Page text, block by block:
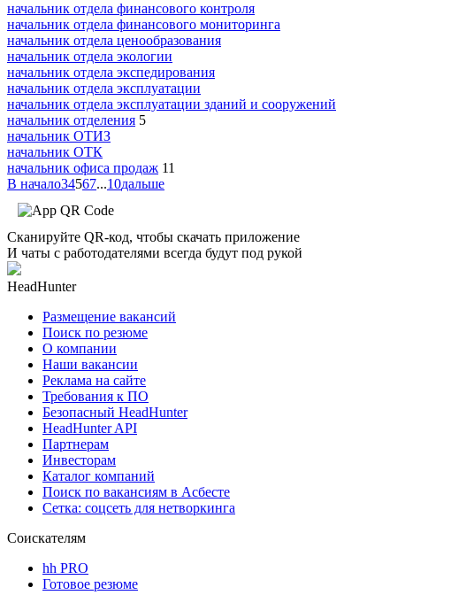
начальник отдела финансового контроля
начальник отдела финансового мониторинга
начальник отдела ценообразования
начальник отдела экологии
начальник отдела экспедирования
начальник отдела эксплуатации
начальник отдела эксплуатации зданий и сооружений
начальник отделения 5
начальник ОТИЗ
начальник ОТК
начальник офиса продаж 11
В начало34567...10дальше
Сканируйте QR-код, чтобы скачать приложение
И чаты с работодателями всегда будут под рукой
HeadHunter
Размещение вакансий
Поиск по резюме
О компании
Наши вакансии
Реклама на сайте
Требования к ПО
Безопасный HeadHunter
HeadHunter API
Партнерам
Инвесторам
Каталог компаний
Поиск по вакансиям в Асбесте
Сетка: соцсеть для нетворкинга
Соискателям
hh PRO
Готовое резюме